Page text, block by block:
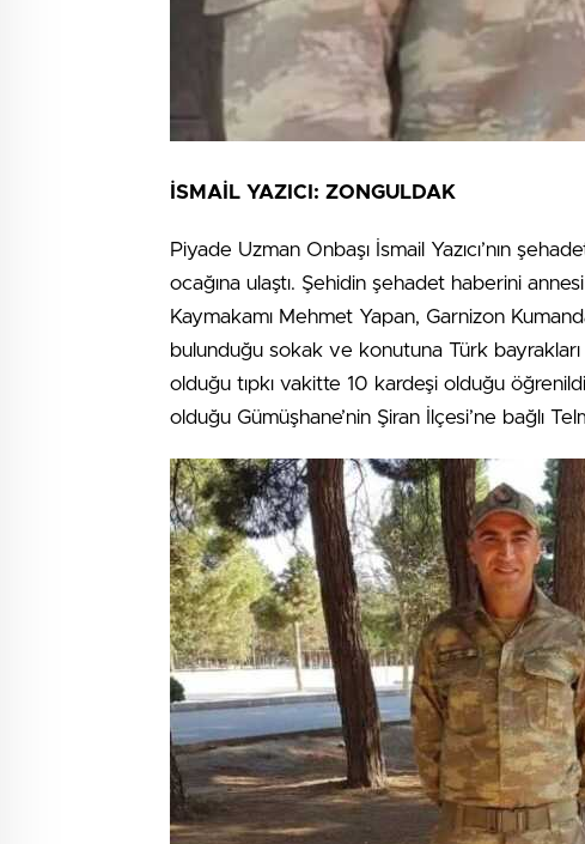
İSMAİL YAZICI: ZONGULDAK
Piyade Uzman Onbaşı İsmail Yazıcı’nın
ocağına ulaştı. Şehidin şehadet haberini
Kaymakamı Mehmet Yapan, Garnizon
bulunduğu sokak ve konutuna Türk
olduğu tıpkı vakitte 10 kardeşi olduğu
olduğu Gümüşhane’nin Şiran İlçesi’ne bağlı